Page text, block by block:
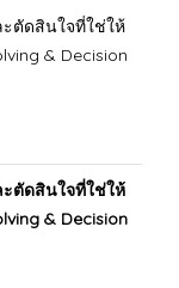
ตัดสินใจที่ใช่ให้
& Decision
ตัดสินใจที่ใช่ให้
& Decision